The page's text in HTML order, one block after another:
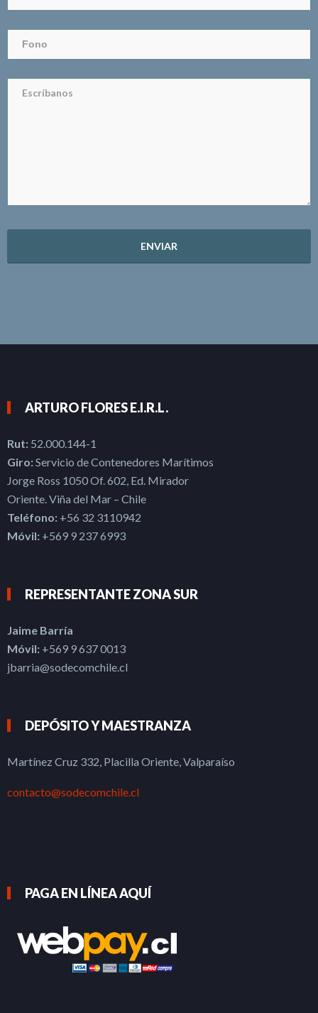
ARTURO FLORES E.I.R.L.
Rut: 52.000.144-1
Giro:Servicio de Contenedores Marítimos
Jorge Ross 1050 Of. 602, Ed. Mirador
Oriente. Viña del Mar – Chile
Teléfono: +56 32 3110942
Móvil: +569 9 237 6993
REPRESENTANTE ZONA SUR
Jaime Barría
Móvil: +569 9 637 0013
jbarria@sodecomchile.cl
DEPÓSITO Y MAESTRANZA
Martínez Cruz 332, Placilla Oriente, Valparaíso
contacto@sodecomchile.cl
PAGA EN LÍNEA AQUÍ